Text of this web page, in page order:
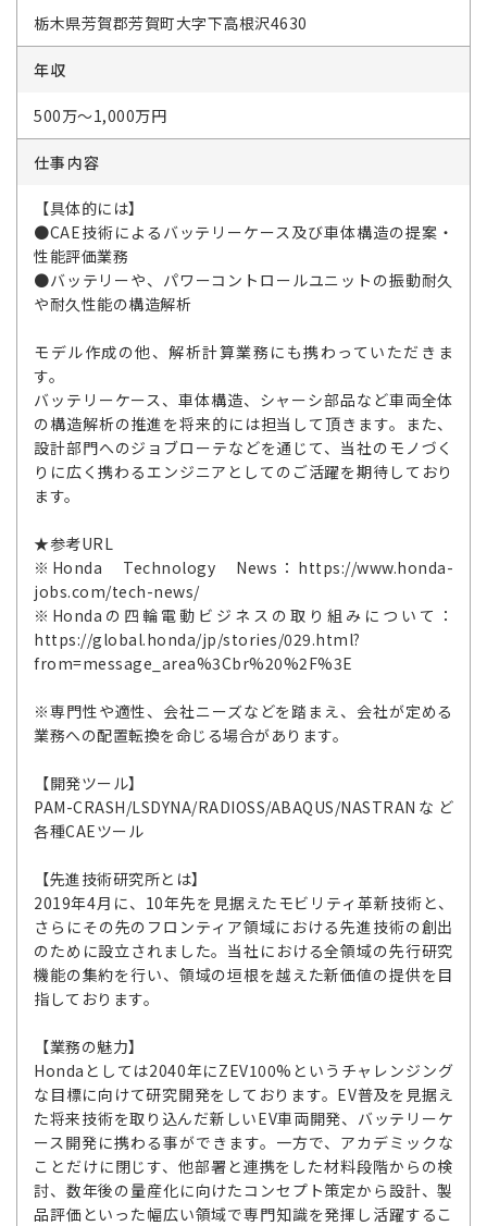
栃木県芳賀郡芳賀町大字下高根沢4630
年収
500万～1,000万円
仕事内容
【具体的には】
●CAE技術によるバッテリーケース及び車体構造の提案・
性能評価業務
●バッテリーや、パワーコントロールユニットの振動耐久
や耐久性能の構造解析
モデル作成の他、解析計算業務にも携わっていただきま
す。
バッテリーケース、車体構造、シャーシ部品など車両全体
の構造解析の推進を将来的には担当して頂きます。また、
設計部門へのジョブローテなどを通じて、当社のモノづく
りに広く携わるエンジニアとしてのご活躍を期待しており
ます。
★参考URL
※Honda Technology News：https://www.honda-
jobs.com/tech-news/
※Hondaの四輪電動ビジネスの取り組みについて：
https://global.honda/jp/stories/029.html?
from=message_area%3Cbr%20%2F%3E
※専門性や適性、会社ニーズなどを踏まえ、会社が定める
業務への配置転換を命じる場合があります。
【開発ツール】
PAM-CRASH/LSDYNA/RADIOSS/ABAQUS/NASTRANなど
各種CAEツール
【先進技術研究所とは】
2019年4月に、10年先を見据えたモビリティ革新技術と、
さらにその先のフロンティア領域における先進技術の創出
のために設立されました。当社における全領域の先行研究
機能の集約を行い、領域の垣根を越えた新価値の提供を目
指しております。
【業務の魅力】
Hondaとしては2040年にZEV100%というチャレンジング
な目標に向けて研究開発をしております。EV普及を見据え
た将来技術を取り込んだ新しいEV車両開発、バッテリーケ
ース開発に携わる事ができます。一方で、アカデミックな
ことだけに閉じす、他部署と連携をした材料段階からの検
討、数年後の量産化に向けたコンセプト策定から設計、製
品評価といった幅広い領域で専門知識を発揮し活躍するこ